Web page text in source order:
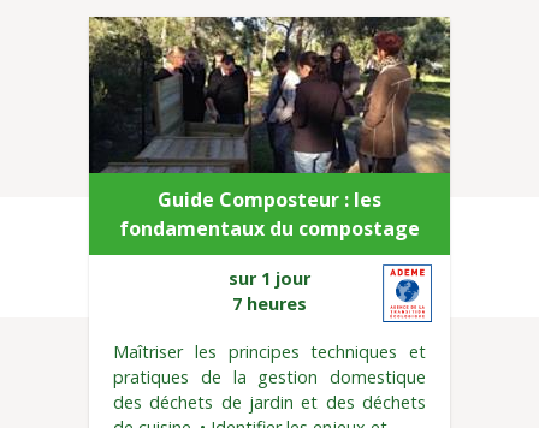
Guide Composteur : les
fondamentaux du compostage
sur 1 jour
7 heures
Maîtriser les principes techniques et
pratiques de la gestion domestique
des déchets de jardin et des déchets